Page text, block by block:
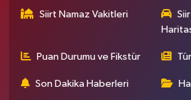
Siirt Namaz Vakitleri
Puan Durumu ve Fikstür
Son Dakika Haberleri